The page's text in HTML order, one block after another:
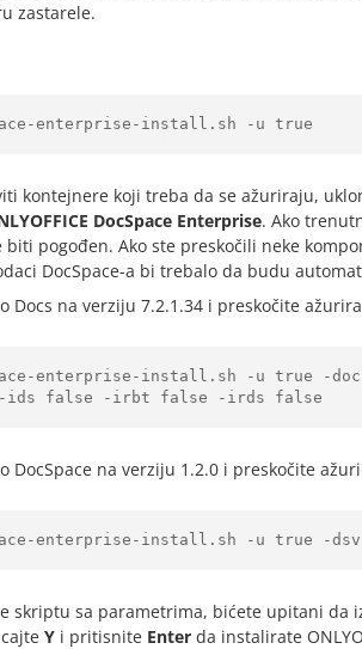
zastarele.
enterprise-install.sh -u true
kontejnere koji treba da se ažuriraju,
DocSpace Enterprise. Ako
biti pogođen. Ako ste preskočili neke
DocSpace-a bi trebalo da budu
Docs na verziju 7.2.1.34 i preskočite
enterprise-install.sh -u true -
-ids false -irbt false -irds false
DocSpace na verziju 1.2.0 i preskočite
enterprise-install.sh -u true
skriptu sa parametrima, bićete upitani da
Y i pritisnite Enter da instalirate